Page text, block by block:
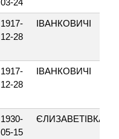
03-24
1917-
12-28
ІВАНКОВИЧІ
1917-
12-28
ІВАНКОВИЧІ
1930-
05-15
ЄЛИЗАВЕТІВКА